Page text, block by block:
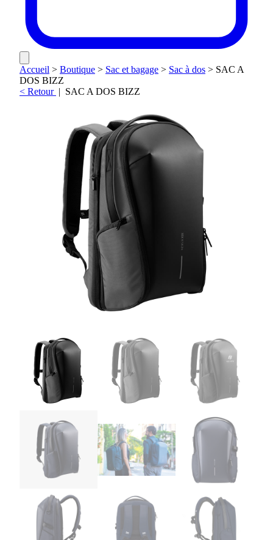
Accueil > Boutique > Sac et bagage > Sac à dos > SAC A
DOS BIZZ
< Retour | SAC A DOS BIZZ